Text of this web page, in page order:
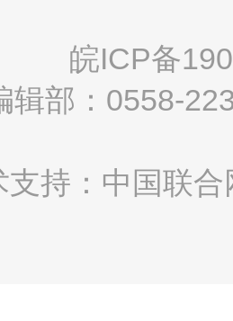
皖ICP备
辑部：0558-
支持：中国联